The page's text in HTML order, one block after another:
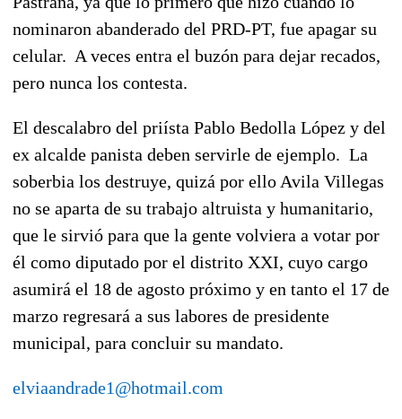
nominaron abanderado del PRD-PT, fue apagar su
celular. A veces entra el buzón para dejar recados,
pero nunca los contesta.
El descalabro del priísta Pablo Bedolla López y del
ex alcalde panista deben servirle de ejemplo. La
soberbia los destruye, quizá por ello Avila Villegas
no se aparta de su trabajo altruista y humanitario,
que le sirvió para que la gente volviera a votar por
él como diputado por el distrito XXI, cuyo cargo
asumirá el 18 de agosto próximo y en tanto el 17 de
marzo regresará a sus labores de presidente
municipal, para concluir su mandato.
elviaandrade1@hotmail.com